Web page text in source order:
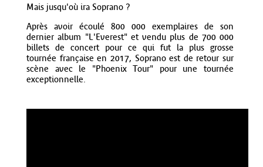
Mais jusqu'où ira Soprano ?
Après avoir écoulé 800 000 exemplaires de son
dernier album "L'Everest" et vendu plus de 700 000
billets de concert pour ce qui fut la plus grosse
tournée française en 2017, Soprano est de retour sur
scène avec le "Phoenix Tour" pour une tournée
exceptionnelle.